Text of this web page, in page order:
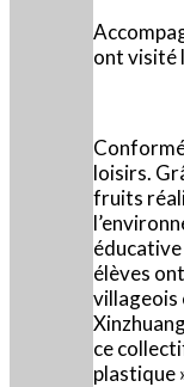
ont visité
loisirs.
fruits
éducative
élèves
villageois
ce
plastique